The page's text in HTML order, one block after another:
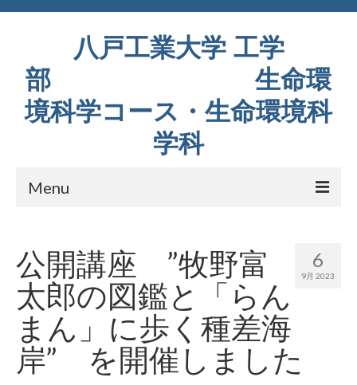
八戸工業大学 工学
部 生命環
境科学コース・生命環境科
学科
Menu
教育内容
研究室紹介
設備
進路
6
9月 2023
公開講座 ”牧野富
太郎の図鑑と「らん
まん」に歩く種差海
岸” を開催しました